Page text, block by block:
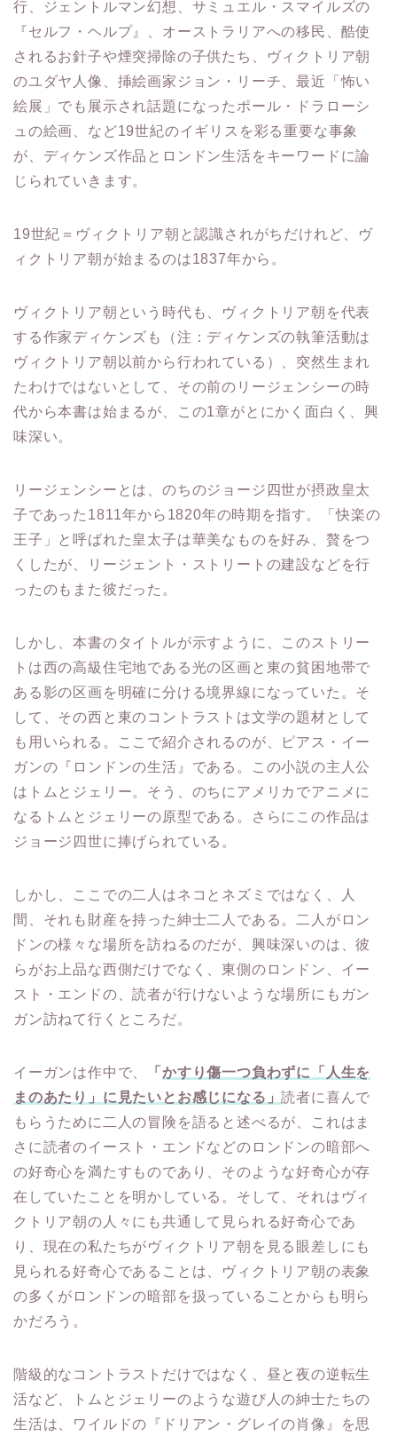
行、ジェントルマン幻想、サミュエル・スマイルズの
『セルフ・ヘルプ』、オーストラリアへの移民、酷使
されるお針子や煙突掃除の子供たち、ヴィクトリア朝
のユダヤ人像、挿絵画家ジョン・リーチ、最近「怖い
絵展」でも展示され話題になったポール・ドラローシ
ュの絵画、など19世紀のイギリスを彩る重要な事象
が、ディケンズ作品とロンドン生活をキーワードに論
じられていきます。
19世紀＝ヴィクトリア朝と認識されがちだけれど、ヴ
ィクトリア朝が始まるのは1837年から。
ヴィクトリア朝という時代も、ヴィクトリア朝を代表
する作家ディケンズも（注：ディケンズの執筆活動は
ヴィクトリア朝以前から行われている）、突然生まれ
たわけではないとして、その前のリージェンシーの時
代から本書は始まるが、この1章がとにかく面白く、興
味深い。
リージェンシーとは、のちのジョージ四世が摂政皇太
子であった1811年から1820年の時期を指す。「快楽の
王子」と呼ばれた皇太子は華美なものを好み、贅をつ
くしたが、リージェント・ストリートの建設などを行
ったのもまた彼だった。
しかし、本書のタイトルが示すように、このストリー
トは西の高級住宅地である光の区画と東の貧困地帯で
ある影の区画を明確に分ける境界線になっていた。そ
して、その西と東のコントラストは文学の題材として
も用いられる。ここで紹介されるのが、ピアス・イー
ガンの『ロンドンの生活』である。この小説の主人公
はトムとジェリー。そう、のちにアメリカでアニメに
なるトムとジェリーの原型である。さらにこの作品は
ジョージ四世に捧げられている。
しかし、ここでの二人はネコとネズミではなく、人
間、それも財産を持った紳士二人である。二人がロン
ドンの様々な場所を訪ねるのだが、興味深いのは、彼
らがお上品な西側だけでなく、東側のロンドン、イー
スト・エンドの、読者が行けないような場所にもガン
ガン訪ねて行くところだ。
イーガンは作中で、 「かすり傷一つ負わずに「人生を
まのあたり」に見たいとお感じになる」読者に喜んで
もらうために二人の冒険を語ると述べるが、これはま
さに読者のイースト・エンドなどのロンドンの暗部へ
の好奇心を満たすものであり、そのような好奇心が存
在していたことを明かしている。そして、それはヴィ
クトリア朝の人々にも共通して見られる好奇心であ
り、現在の私たちがヴィクトリア朝を見る眼差しにも
見られる好奇心であることは、ヴィクトリア朝の表象
の多くがロンドンの暗部を扱っていることからも明ら
かだろう。
階級的なコントラストだけではなく、昼と夜の逆転生
活など、トムとジェリーのような遊び人の紳士たちの
生活は、ワイルドの『ドリアン・グレイの肖像』を思